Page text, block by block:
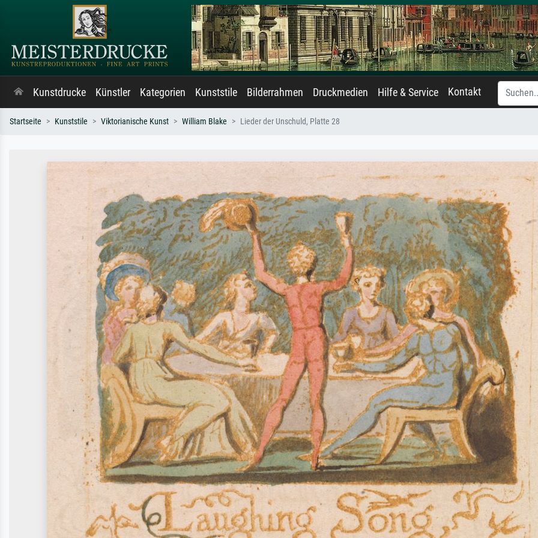
Kunstdrucke Künstler Kategorien Kunststile Bilderrahmen Druckmedien Hilfe & Service Kontakt
Startseite Kunststile Viktorianische Kunst William Blake Lieder der Unschuld, Platte 28